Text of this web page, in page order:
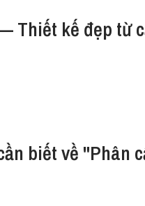
Thiết kế đẹp từ
biết về "Phân